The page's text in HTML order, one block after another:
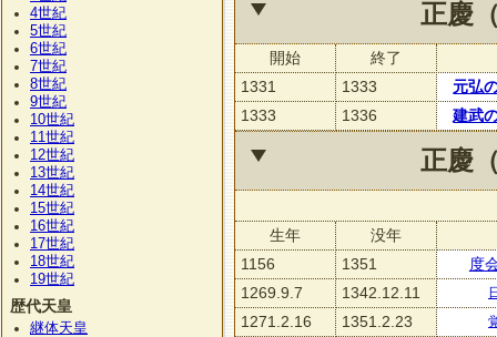
正慶
開始
終了
1331
1333
元弘
1333
1336 建武
正慶
生年
没年
1156
1351
度
1269.9.7
1342.12.11
1271.2.16 1351.2.23
4世紀
5世紀
6世紀
7世紀
8世紀
9世紀
10世紀
11世紀
12世紀
13世紀
14世紀
15世紀
16世紀
17世紀
18世紀
19世紀
歴代天皇
継体天皇